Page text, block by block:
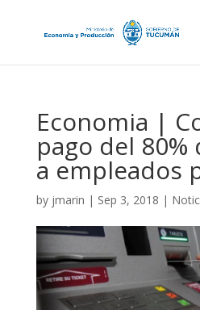
Economia |
pago del
a empleados
by jmarin | Sep 3, 2018 |